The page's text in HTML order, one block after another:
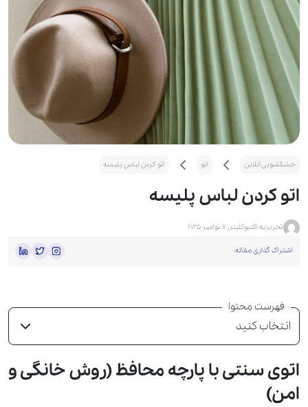
خشکشویی آنلاین اتو اتو کردن لباس پلیسه
اتو کردن لباس پلیسه
تحریریه اکتیوکلینرز7 نوامبر 2025
اشتراک گذاری مقاله:
فهرست محتوا
انتخاب کنید
اتوی سنتی با پارچه محافظ (روش خانگی و
امن)